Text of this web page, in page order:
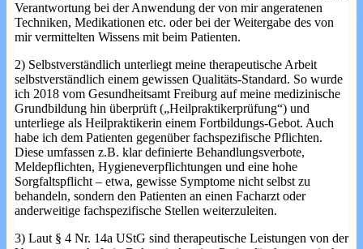
Verantwortung bei der Anwendung der von mir angeratenen
Techniken, Medikationen etc. oder bei der Weitergabe des von
mir vermittelten Wissens mit beim Patienten.
2) Selbstverständlich unterliegt meine therapeutische Arbeit
selbstverständlich einem gewissen Qualitäts-Standard. So wurde
ich 2018 vom Gesundheitsamt Freiburg auf meine medizinische
Grundbildung hin überprüft („Heilpraktikerprüfung“) und
unterliege als Heilpraktikerin einem Fortbildungs-Gebot. Auch
habe ich dem Patienten gegenüber fachspezifische Pflichten.
Diese umfassen z.B. klar definierte Behandlungsverbote,
Meldepflichten, Hygieneverpflichtungen und eine hohe
Sorgfaltspflicht – etwa, gewisse Symptome nicht selbst zu
behandeln, sondern den Patienten an einen Facharzt oder
anderweitige fachspezifische Stellen weiterzuleiten.
3) Laut § 4 Nr. 14a UStG sind therapeutische Leistungen von der